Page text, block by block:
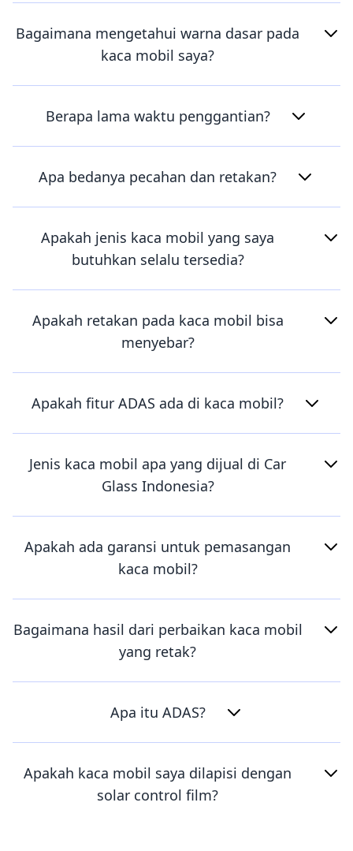
Bagaimana mengetahui warna dasar pada
kaca mobil saya?
Berapa lama waktu penggantian?
Apa bedanya pecahan dan retakan?
Apakah jenis kaca mobil yang saya
butuhkan selalu tersedia?
Apakah retakan pada kaca mobil bisa
menyebar?
Apakah fitur ADAS ada di kaca mobil?
Jenis kaca mobil apa yang dijual di Car
Glass Indonesia?
Apakah ada garansi untuk pemasangan
kaca mobil?
Bagaimana hasil dari perbaikan kaca mobil
yang retak?
Apa itu ADAS?
Apakah kaca mobil saya dilapisi dengan
solar control film?